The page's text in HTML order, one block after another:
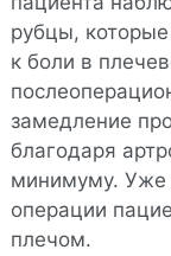
рубцы,
к боли в
замедление
благодаря
минимуму. Уже
операции
плечом.